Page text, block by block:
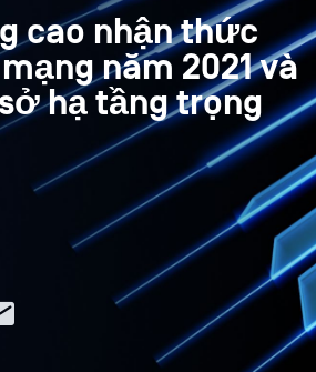
cao nhận thức
năm 2021 và
hạ tầng trọng